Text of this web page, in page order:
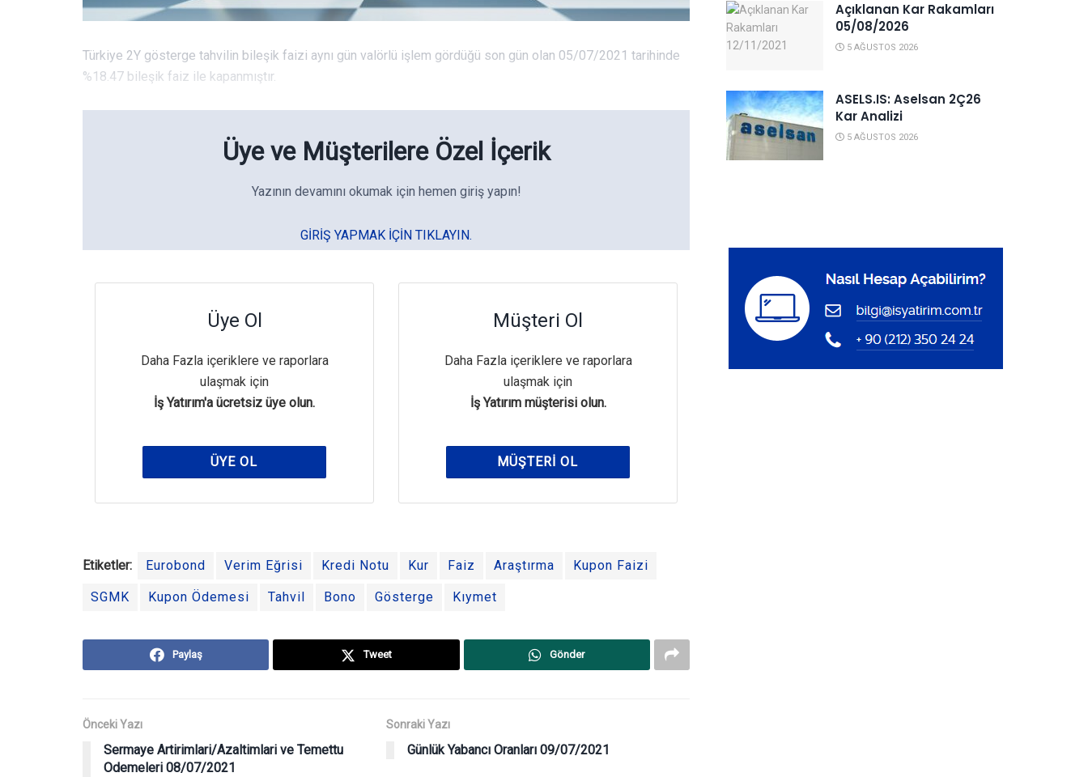
Türkiye 2Y gösterge tahvilin bileşik faizi aynı gün valörlü işlem gördüğü son gün olan 05/07/2021 tarihinde
%18.47 bileşik faiz ile kapanmıştır.
Üye ve Müşterilere Özel İçerik
Yazının devamını okumak için hemen giriş yapın!
GIRIŞ YAPMAK IÇIN TIKLAYIN.
Üye Ol
Daha Fazla içeriklere ve raporlara
ulaşmak için
İş Yatırım'a ücretsiz üye olun.
ÜYE OL
Müşteri Ol
Daha Fazla içeriklere ve raporlara
ulaşmak için
İş Yatırım müşterisi olun.
MÜŞTERI OL
Etiketler: Eurobond Verim Eğrisi Kredi Notu Kur Faiz Araştırma Kupon Faizi
SGMK Kupon Ödemesi Tahvil Bono Gösterge Kıymet
Paylaş Tweet Gönder
Önceki Yazı
Sermaye Artirimlari/Azaltimlari ve Temettu
Odemeleri 08/07/2021
Sonraki Yazı
Günlük Yabancı Oranları 09/07/2021
Açıklanan Kar Rakamları
05/08/2026
5 AĞUSTOS 2026
ASELS.IS: Aselsan 2Ç26
Kar Analizi
5 AĞUSTOS 2026